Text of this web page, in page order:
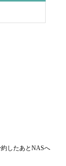
したあとNASへ